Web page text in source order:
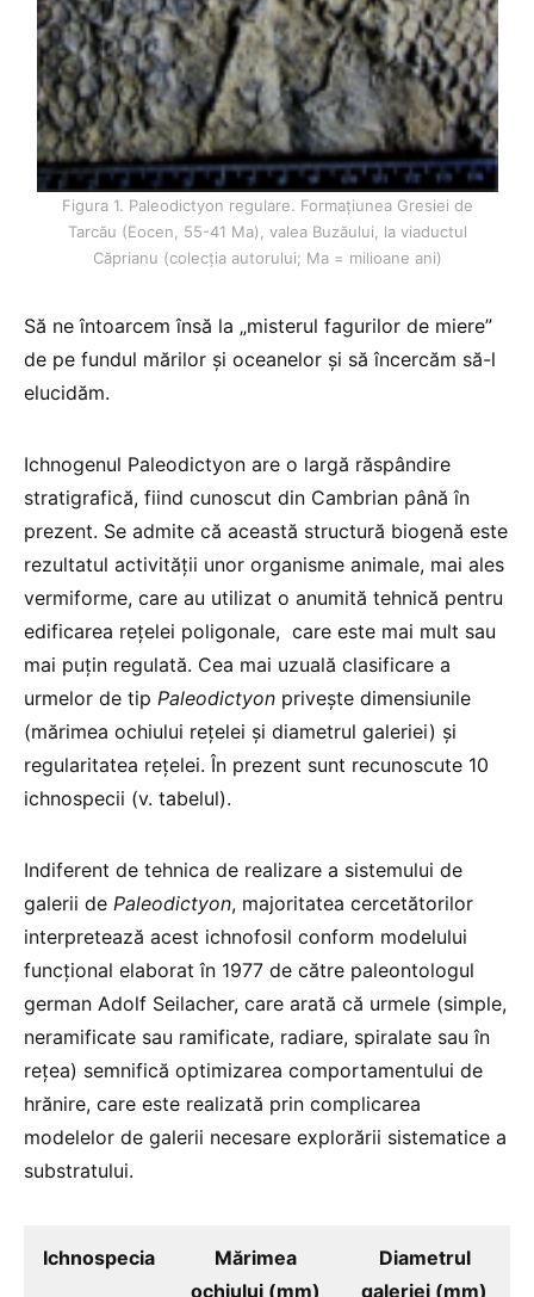
Figura 1. Paleodictyon regulare. Formaţiunea Gresiei de
Tarcău (Eocen, 55-41 Ma), valea Buzăului, la viaductul
Căprianu (colecţia autorului; Ma = milioane ani)
Să ne întoarcem însă la „misterul fagurilor de miere”
de pe fundul mărilor și oceanelor și să încercăm să-l
elucidăm.
Ichnogenul Paleodictyon are o largă răspândire
stratigrafică, fiind cunoscut din Cambrian până în
prezent. Se admite că această structură biogenă este
rezultatul activităţii unor organisme animale, mai ales
vermiforme, care au utilizat o anumită tehnică pentru
edificarea reţelei poligonale, care este mai mult sau
mai puţin regulată. Cea mai uzuală clasificare a
urmelor de tip Paleodictyon priveşte dimensiunile
(mărimea ochiului reţelei şi diametrul galeriei) şi
regularitatea reţelei. În prezent sunt recunoscute 10
ichnospecii (v. tabelul).
Indiferent de tehnica de realizare a sistemului de
galerii de Paleodictyon, majoritatea cercetătorilor
interpretează acest ichnofosil conform modelului
funcţional elaborat în 1977 de către paleontologul
german Adolf Seilacher, care arată că urmele (simple,
neramificate sau ramificate, radiare, spiralate sau în
reţea) semnifică optimizarea comportamentului de
hrănire, care este realizată prin complicarea
modelelor de galerii necesare explorării sistematice a
substratului.
Ichnospecia
Mărimea
ochiului (mm)
Diametrul
galeriei (mm)